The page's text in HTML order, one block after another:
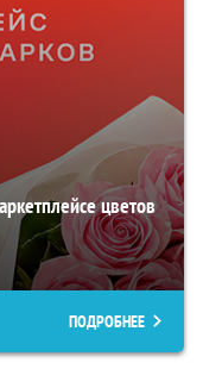
цветов
ПОДРОБНЕЕ